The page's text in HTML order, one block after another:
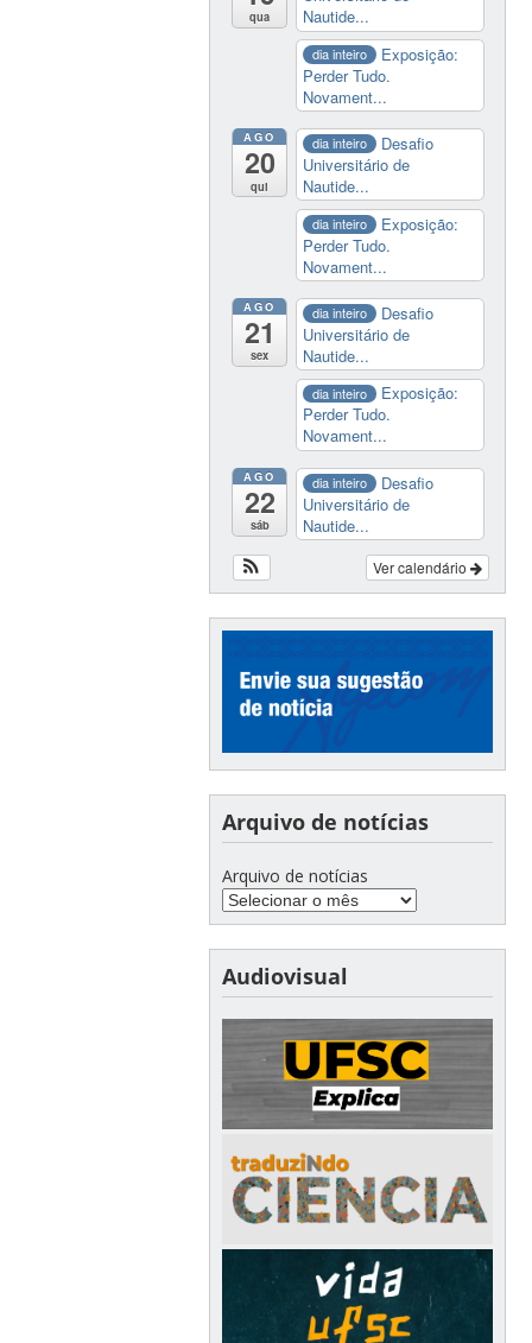
qua
Nautide...
dia inteiro
Exposição:
Perder Tudo.
Novament...
AGO
20
qui
dia inteiro
Desafio
Universitário de
Nautide...
dia inteiro
Exposição:
Perder Tudo.
Novament...
AGO
21
sex
dia inteiro
Desafio
Universitário de
Nautide...
dia inteiro
Exposição:
Perder Tudo.
Novament...
AGO
22
sáb
dia inteiro
Desafio
Universitário de
Nautide...
Ver calendário
Arquivo de notícias
Arquivo de notícias
Audiovisual